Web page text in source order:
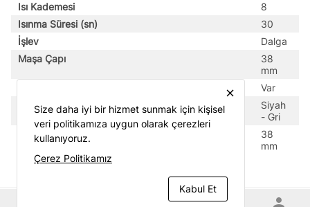
Isı Kademesi
8
Isınma Süresi (sn)
30
İşlev
Dalga
Maşa Çapı
38
mm
Var
Renk
Siyah
- Gri
Saç Maşası Boyutu
38
mm
favorite person
close
Size daha iyi bir hizmet sunmak için kişisel
veri politikamıza uygun olarak çerezleri
kullanıyoruz.
Çerez Politikamız
Kabul Et